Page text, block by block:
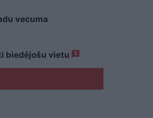
vecuma
biedējošu vietu 5